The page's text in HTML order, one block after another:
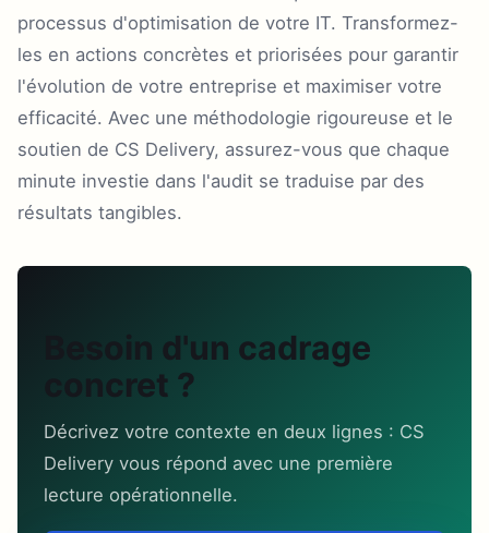
processus d'optimisation de votre IT. Transformez-
les en actions concrètes et priorisées pour garantir
l'évolution de votre entreprise et maximiser votre
efficacité. Avec une méthodologie rigoureuse et le
soutien de CS Delivery, assurez-vous que chaque
minute investie dans l'audit se traduise par des
résultats tangibles.
Besoin d'un cadrage
concret ?
Décrivez votre contexte en deux lignes : CS
Delivery vous répond avec une première
lecture opérationnelle.